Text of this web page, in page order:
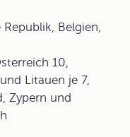
Belgien,
10,
Litauen je 7,
Zypern und